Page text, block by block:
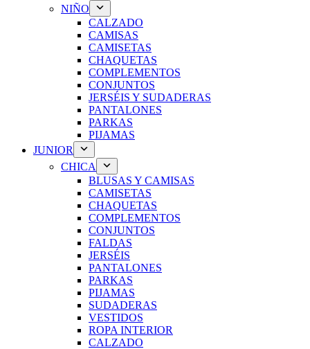
NIÑO
CALZADO
CAMISAS
CAMISETAS
CHAQUETAS
COMPLEMENTOS
CONJUNTOS
JERSÉIS Y SUDADERAS
PANTALONES
PARKAS
PIJAMAS
JUNIOR
CHICA
BLUSAS Y CAMISAS
CAMISETAS
CHAQUETAS
COMPLEMENTOS
CONJUNTOS
FALDAS
JERSÉIS
PANTALONES
PARKAS
PIJAMAS
SUDADERAS
VESTIDOS
ROPA INTERIOR
CALZADO